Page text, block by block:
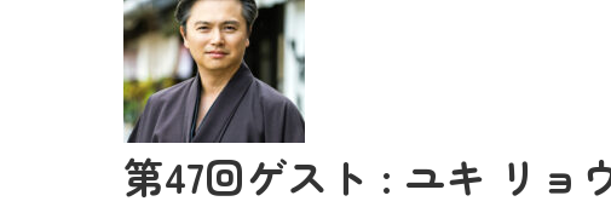
第47回ゲスト : ユキ リョ